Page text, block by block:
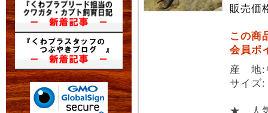
販売価
この商
会員ポ
産 地:
サイ